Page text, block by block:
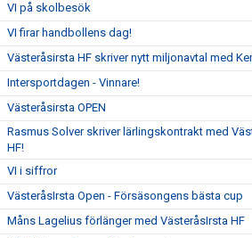
VI på skolbesök
VI firar handbollens dag!
Västeråsirsta HF skriver nytt miljonavtal med
Intersportdagen - Vinnare!
Västeråsirsta OPEN
Rasmus Solver skriver lärlingskontrakt med
HF!
VI i siffror
VästeråsIrsta Open - Försäsongens bästa cup
Måns Lagelius förlänger med VästeråsIrsta HF